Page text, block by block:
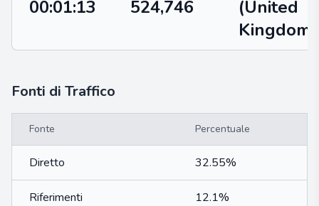
00:01:13 524,746
(United
Kingdom)
Fonti di Traffico
Fonte Percentuale
Diretto 32.55%
Riferimenti 12.1%